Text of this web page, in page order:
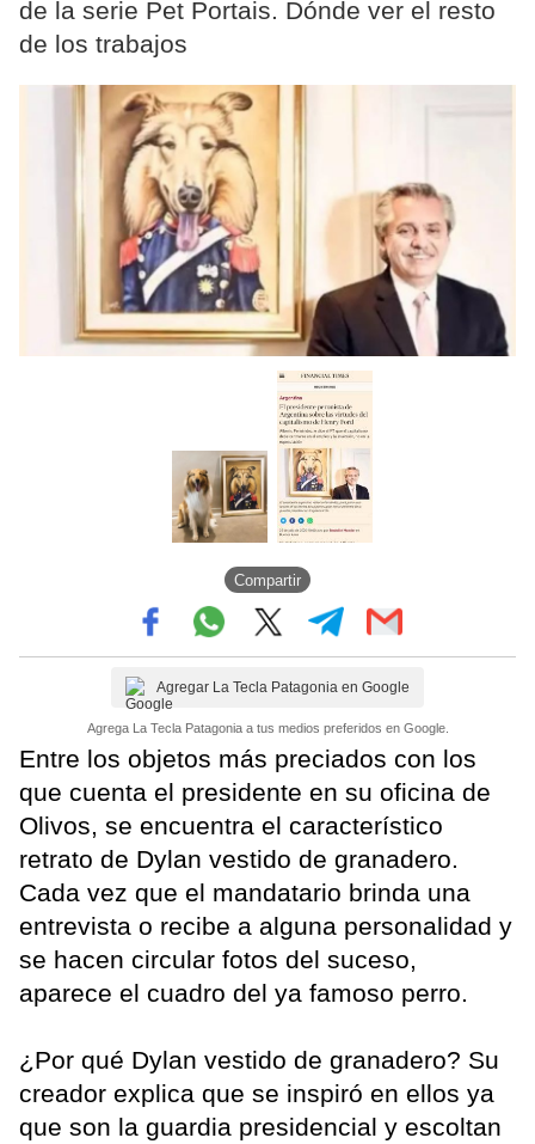
de la serie Pet Portais. Dónde ver el resto
de los trabajos
Compartir
Agregar La Tecla Patagonia en Google
Agrega La Tecla Patagonia a tus medios preferidos en Google.
Entre los objetos más preciados con los
que cuenta el presidente en su oficina de
Olivos, se encuentra el característico
retrato de Dylan vestido de granadero.
Cada vez que el mandatario brinda una
entrevista o recibe a alguna personalidad y
se hacen circular fotos del suceso,
aparece el cuadro del ya famoso perro.
¿Por qué Dylan vestido de granadero? Su
creador explica que se inspiró en ellos ya
que son la guardia presidencial y escoltan